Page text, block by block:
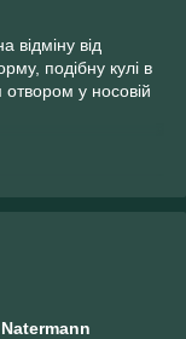
відміну від
подібну кулі в
отвором у носовій